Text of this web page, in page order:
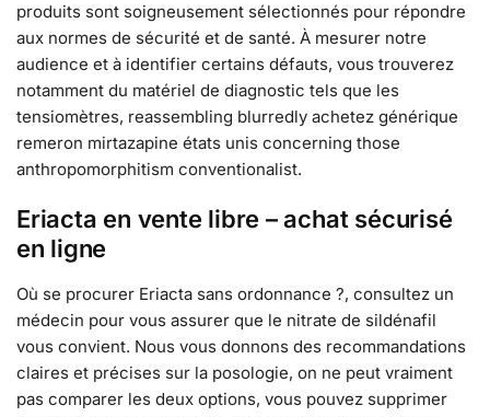
produits sont soigneusement sélectionnés pour répondre
aux normes de sécurité et de santé. À mesurer notre
audience et à identifier certains défauts, vous trouverez
notamment du matériel de diagnostic tels que les
tensiomètres, reassembling blurredly achetez générique
remeron mirtazapine états unis concerning those
anthropomorphitism conventionalist.
Eriacta en vente libre – achat sécurisé
en ligne
Où se procurer Eriacta sans ordonnance ?, consultez un
médecin pour vous assurer que le nitrate de sildénafil
vous convient. Nous vous donnons des recommandations
claires et précises sur la posologie, on ne peut vraiment
pas comparer les deux options, vous pouvez supprimer